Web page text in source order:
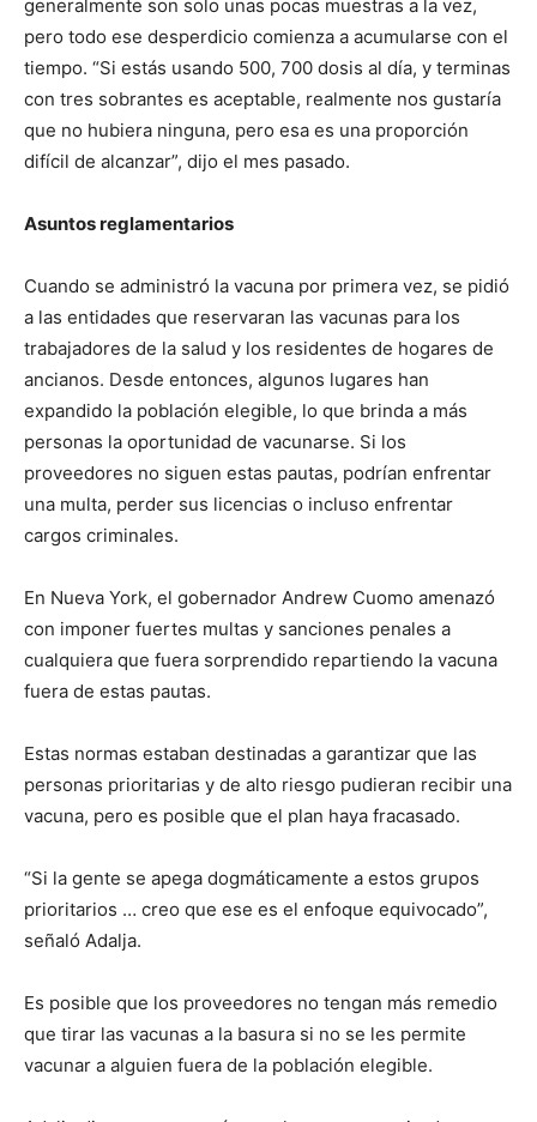
generalmente son solo unas pocas muestras a la vez,
pero todo ese desperdicio comienza a acumularse con el
tiempo. “Si estás usando 500, 700 dosis al día, y terminas
con tres sobrantes es aceptable, realmente nos gustaría
que no hubiera ninguna, pero esa es una proporción
difícil de alcanzar”, dijo el mes pasado.
Asuntos reglamentarios
Cuando se administró la vacuna por primera vez, se pidió
a las entidades que reservaran las vacunas para los
trabajadores de la salud y los residentes de hogares de
ancianos. Desde entonces, algunos lugares han
expandido la población elegible, lo que brinda a más
personas la oportunidad de vacunarse. Si los
proveedores no siguen estas pautas, podrían enfrentar
una multa, perder sus licencias o incluso enfrentar
cargos criminales.
En Nueva York, el gobernador Andrew Cuomo amenazó
con imponer fuertes multas y sanciones penales a
cualquiera que fuera sorprendido repartiendo la vacuna
fuera de estas pautas.
Estas normas estaban destinadas a garantizar que las
personas prioritarias y de alto riesgo pudieran recibir una
vacuna, pero es posible que el plan haya fracasado.
“Si la gente se apega dogmáticamente a estos grupos
prioritarios … creo que ese es el enfoque equivocado”,
señaló Adalja.
Es posible que los proveedores no tengan más remedio
que tirar las vacunas a la basura si no se les permite
vacunar a alguien fuera de la población elegible.